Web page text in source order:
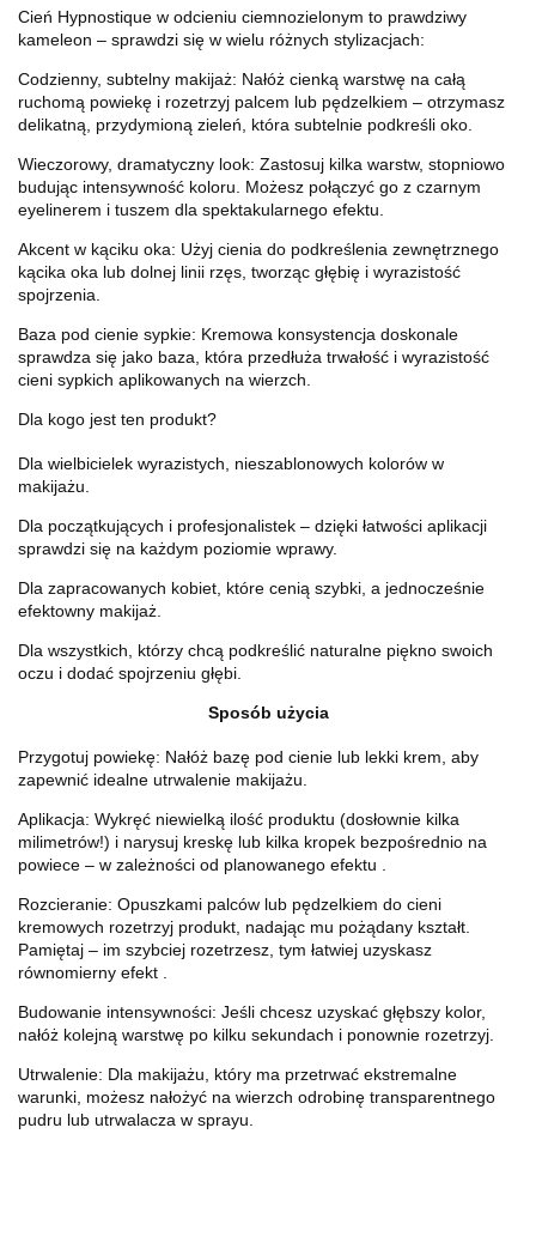
Cień Hypnostique w odcieniu ciemnozielonym to prawdziwy
kameleon – sprawdzi się w wielu różnych stylizacjach:
Codzienny, subtelny makijaż: Nałóż cienką warstwę na całą
ruchomą powiekę i rozetrzyj palcem lub pędzelkiem – otrzymasz
delikatną, przydymioną zieleń, która subtelnie podkreśli oko.
Wieczorowy, dramatyczny look: Zastosuj kilka warstw, stopniowo
budując intensywność koloru. Możesz połączyć go z czarnym
eyelinerem i tuszem dla spektakularnego efektu.
Akcent w kąciku oka: Użyj cienia do podkreślenia zewnętrznego
kącika oka lub dolnej linii rzęs, tworząc głębię i wyrazistość
spojrzenia.
Baza pod cienie sypkie: Kremowa konsystencja doskonale
sprawdza się jako baza, która przedłuża trwałość i wyrazistość
cieni sypkich aplikowanych na wierzch.
Dla kogo jest ten produkt?
Dla wielbicielek wyrazistych, nieszablonowych kolorów w
makijażu.
Dla początkujących i profesjonalistek – dzięki łatwości aplikacji
sprawdzi się na każdym poziomie wprawy.
Dla zapracowanych kobiet, które cenią szybki, a jednocześnie
efektowny makijaż.
Dla wszystkich, którzy chcą podkreślić naturalne piękno swoich
oczu i dodać spojrzeniu głębi.
Sposób użycia
Przygotuj powiekę: Nałóż bazę pod cienie lub lekki krem, aby
zapewnić idealne utrwalenie makijażu.
Aplikacja: Wykręć niewielką ilość produktu (dosłownie kilka
milimetrów!) i narysuj kreskę lub kilka kropek bezpośrednio na
powiece – w zależności od planowanego efektu
Rozcieranie: Opuszkami palców lub pędzelkiem do cieni
kremowych rozetrzyj produkt, nadając mu pożądany kształt.
Pamiętaj – im szybciej rozetrzesz, tym łatwiej uzyskasz
równomierny efekt
Budowanie intensywności: Jeśli chcesz uzyskać głębszy kolor,
nałóż kolejną warstwę po kilku sekundach i ponownie rozetrzyj.
Utrwalenie: Dla makijażu, który ma przetrwać ekstremalne
warunki, możesz nałożyć na wierzch odrobinę transparentnego
pudru lub utrwalacza w sprayu.